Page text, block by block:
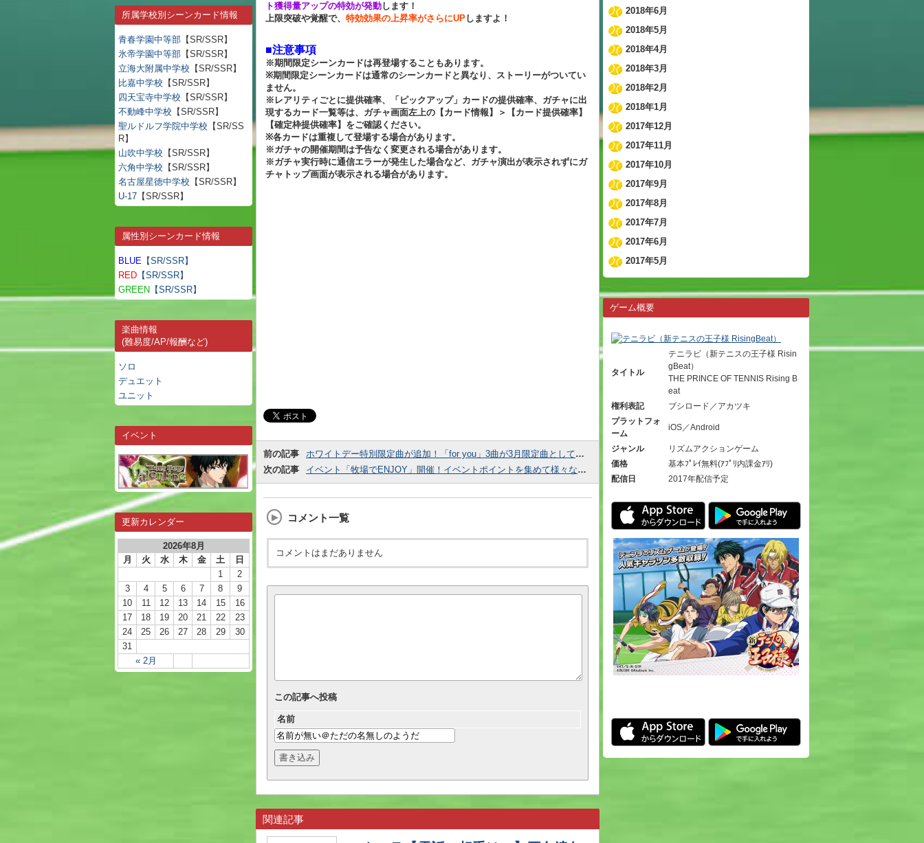
所属学校別シーンカード情報
青春学園中等部 【SR/SSR】
氷帝学園中等部 【SR/SSR】
立海大附属中学校 【SR/SSR】
比嘉中学校 【SR/SSR】
四天宝寺中学校 【SR/SSR】
不動峰中学校 【SR/SSR】
聖ルドルフ学院中学校 【SR/SS
R】
山吹中学校 【SR/SSR】
六角中学校 【SR/SSR】
名古屋星徳中学校 【SR/SSR】
U-17 【SR/SSR】
属性別シーンカード情報
BLUE 【SR/SSR】
RED 【SR/SSR】
GREEN 【SR/SSR】
楽曲情報
(難易度/AP/報酬など)
ソロ
デュエット
ユニット
イベント
更新カレンダー
2026年8月
月
火 水 木 金 土 日
« 2月
1
2
3
4 5 6 7 8
9
10
11 12 13 14 15
16
17
18 19 20 21 22
23
24
25 26 27 28 29
30
31
ト獲得量アップの特効が発動します！
上限突破や覚醒で、 特効効果の上昇率がさらにUPしますよ！
■注意事項
※期間限定シーンカードは再登場することもあります。
※期間限定シーンカードは通常のシーンカードと異なり、ストーリーがついてい
ません。
※レアリティごとに提供確率、「ピックアップ」カードの提供確率、ガチャに出
現するカード一覧等は、ガチャ画面左上の【カード情報】＞【カード提供確率】
【確定枠提供確率】をご確認ください。
※各カードは重複して登場する場合があります。
※ガチャの開催期間は予告なく変更される場合があります。
※ガチャ実行時に通信エラーが発生した場合など、ガチャ演出が表示されずにガ
チャトップ画面が表示される場合があります。
前の記事
ホワイトデー特別限定曲が追加！「for you」3曲が3月限定曲としてプレイ可能！
次の記事
イベント「牧場でENJOY」開催！イベントポイントを集めて様々な報酬をゲットしよう！
コメント一覧
コメントはまだありません
この記事へ投稿
名前
関連記事
2018年6月
2018年5月
2018年4月
2018年3月
2018年2月
2018年1月
2017年12月
2017年11月
2017年10月
2017年9月
2017年8月
2017年7月
2017年6月
2017年5月
ゲーム概要
タイトル
テニラビ（新テニスの王子様 Risin
gBeat）
THE PRINCE OF TENNIS Rising B
eat
権利表記
ブシロード／アカツキ
プラットフォ
ーム
iOS／Android
ジャンル
リズムアクションゲーム
価格
基本ﾌﾟﾚｲ無料(ｱﾌﾟﾘ内課金ｱﾘ)
配信日
2017年配信予定